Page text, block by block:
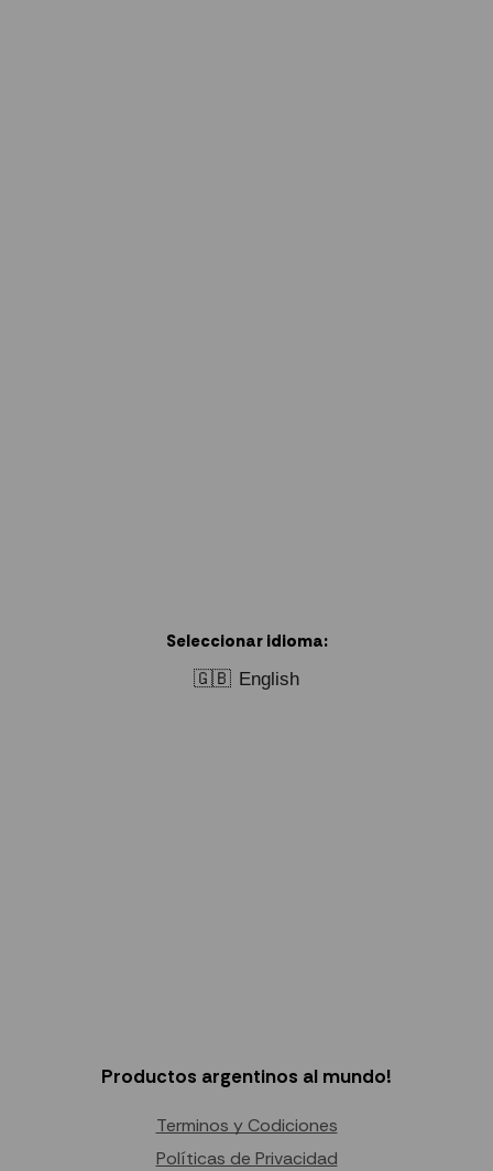
Seleccionar idioma:
🇬🇧 English
Productos argentinos al mundo!
Terminos y Codiciones
Políticas de Privacidad